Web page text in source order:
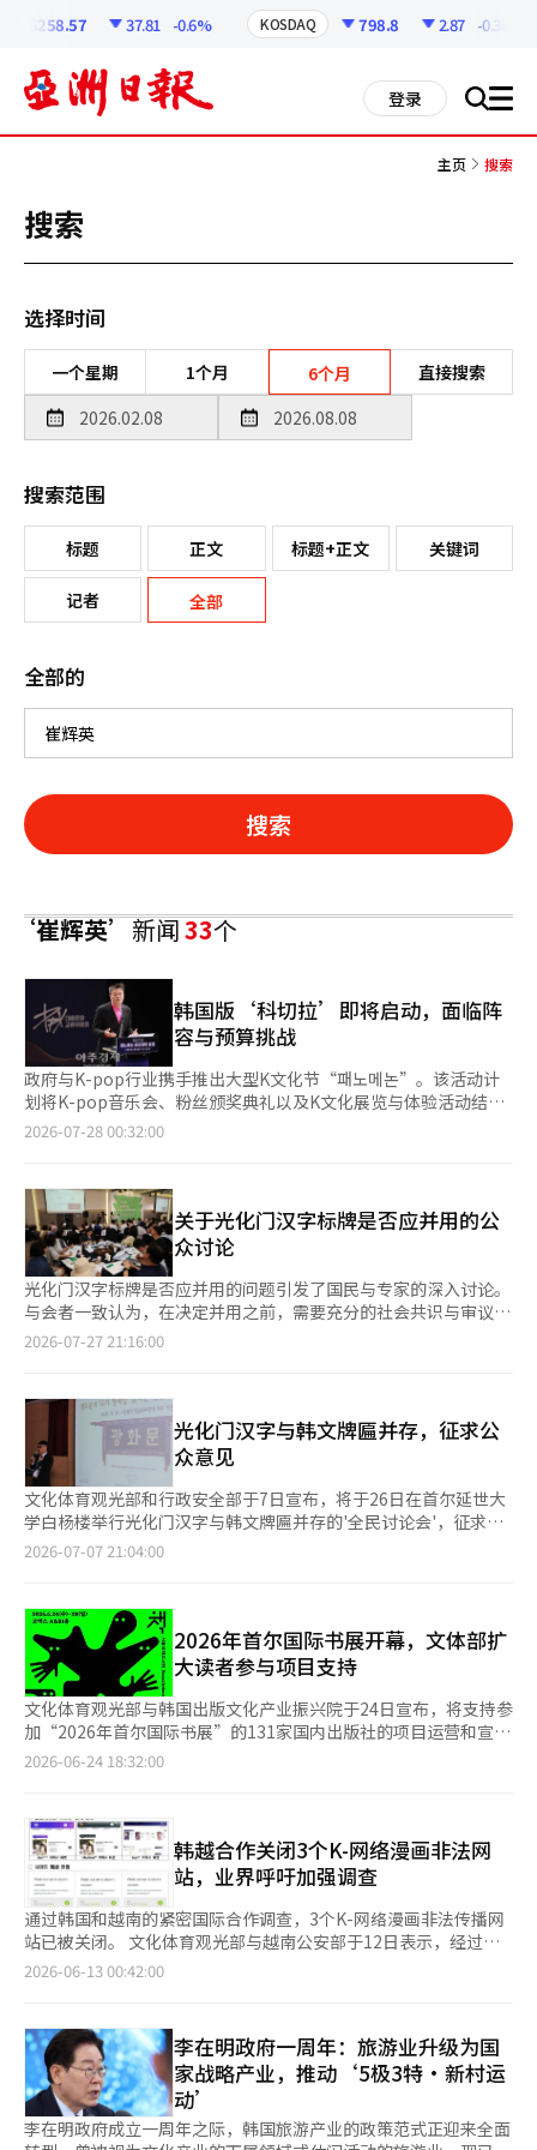
6258.57 37.81 -0.6% KOSDAQ 798.8 2.87 -0.36%
登录 搜 all
主页 搜索
搜索
选择时间
一个星期 1个月 6个月 直接搜索
搜索范围
标题 正文 标题+正文 关键词
记者 全部
全部的
搜索
‘崔辉英’新闻33个
韩国版‘科切拉’即将启动，面临阵
容与预算挑战
政府与K-pop行业携手推出大型K文化节“패노메논”。该活动计
划将K-pop音乐会、粉丝颁奖典礼以及K文化展览与体验活动结
合，发展为民间主导的节日。然而，目前确定的仅是举办时间、地
举行了“2027 패노메논推进计划发布”记者见面会。“패노메
논”是“粉丝（Fan）”与“现象（Phenomenon）”的结合
词，旨在将粉丝视为K文化传播的积极参与者，而非单纯的消费
者。大众文化交流委员会计划于2027年12月2日至12日在首尔创东
的首尔竞技场和高阳的KINTEX第二展览馆举办为期11天的活动。
该活动将结合以K-pop为中心的音乐会、粉丝颁奖典礼以及K文化
企业的展览与体验项目，目标是打造韩国版的“洛拉帕鲁
扎”和“科切拉”。共同委员会长崔辉英表示：“패노메논是汇聚
阐述整体方向和框架。”朴振英共同委员会长则将“패노메논”的
核心解释为“粉丝产业”。他表示：“这意味着粉丝所引发的现
象，K-pop与其他行业的不同之处在于，粉丝不仅是消费者，而是
参与艺术家营销和宣传的合作伙伴。”活动将主要在创东的首尔竞
技场和高阳的KINTEX第二展览馆举行。预计于2027年5月完工的
首尔竞技场将举办头条演出和粉丝颁奖典礼。约2万座的室内竞技
场将迎来拥有全球粉丝的艺术家，并颁发年度最活跃粉丝的奖项。
粉丝颁奖典礼将尝试与现有的艺术家中心颁奖典礼区分开来，获奖
示：“将基于经过严密调查的数据，而非投票，来评估今年哪个歌
手的粉丝最热情、活跃，并给予奖项。”高阳的KINTEX第二展览
馆将举办节日型音乐演出以及K文化展览与体验活动。参与的企业
将包括生活方式领域的食品、美容、时尚等公司，以及与游戏、网
络漫画、电影、电视剧、动画等粉丝基础产业相关的企业。大众文
化交流委员会预计活动参与人数将超过52万人，其中海外访客将超
过20万人，经济效益预计约为1万亿韩元。文化体育观光部表示，
该数据是基于韩国文化观光研究院的估算，并参考了BTS演出案
配方式等尚未确定。崔委员长表示：“我们正在密切协商如何利用
哪些资金绘制蓝图，패노메논本身也将采取收费票务的形式，并将
有赞助商，因此将形成收入结构。”朴委员长也表示：“如果不赚
钱的事情，民间公司或艺术家、全球公司与艺术家的参与几乎是不
可能的，但由于初步目标是公益性质的，因此不能仅依靠资本原
则。”12月举办的现实负担也存在。年末是国内外颁奖典礼、巡演
和播出安排密集的时期。朴委员长表示：“12月是最忙碌的时期，
也可以尝试的共识。崔委员长还提到，首尔竞技场规模带来的盈利
问题。他表示：“韩国目前没有那么多大型场馆，顶级艺术家演出
时场馆规模较小，因此在常规演出中预期的收益必然较低。这也是
牺牲了日程和收益，参与了更大的事业。”阵容尚未公开。朴委员
长表示正在积极争取K-pop顶级明星和海外顶级明星，但具体的演
2026-07-28 00:32:00
关于光化门汉字标牌是否应并用的公
众讨论
光化门汉字标牌是否应并用的问题引发了国民与专家的深入讨论。
与会者一致认为，在决定并用之前，需要充分的社会共识与审议。
韩国行政安全部与文化体育观光部于7月26日召开了首场公众讨论
决策过程，分享不同意见，并在社会共识的基础上探索政策方向。
此次讨论会从上午10点持续到下午6点。上午，韩国文化观光研究
院的李相烈院长进行了综合发言，随后，世宗国家管理研究院的朴
贤模院长和韩国传统文化大学的金贤京教授分别发表了核心意见。
下午，由上明大学的杨贤美教授主持，汉字文化连带的郑在焕共同
代表和中央大学的裴雄圭教授参与了小组讨论，此外还有200名国
民参与了现场讨论。与会者还进行了两轮小组讨论，互相交流意
见。 与会者围绕光化门的意义和象征性、文化遗产保护原则等多
必须先达成充分的社会共识与审议。 即便支持并用的人也认为，
必须先形成国民的共识，并制定字体、位置、安装方式等具体标
准。相反，主张优先保护原型的人则提出了通过数字内容、展览和
文化活动等方式来宣传汉字价值的替代方案。在讨论前后的现场投
票中，支持与反对的意见大致相当，参与者在讨论前后的反馈没有
显著变化。 行政安全部的尹浩中官员表示：“此次首次举行
的‘大家的讨论会’是我们政府在政策决策过程中践行国民主权的
新尝试。”他还表示：“行政安全部将致力于将‘大家的讨论
平台和新的政策文化。” 文化体育观光部部长崔辉英表示：“此
次讨论会是一个很好的机会，让我们能够与国民直接分享关于光化
门标牌的持续讨论。”他还表示：“文化体育观光部将平衡地考虑
现场和在线收集的意见，探索政策方向。” 此外，第二场“大家
的讨论会”将于8月29日举行，主题为“电梯安全使用”。将公开
招募200名国民参与，欲参与的国民可于8月3日至10日通过行政安
全部网站或公众在线沟通平台“沟通创新24”进行申请。※ 本报
道经人工智能（AI）系统翻译与编辑。
2026-07-27 21:16:00
光化门汉字与韩文牌匾并存，征求公
众意见
文化体育观光部和行政安全部于7日宣布，将于26日在首尔延世大
学白杨楼举行光化门汉字与韩文牌匾并存的'全民讨论会'，征求公
众意见。 此次活动将有200多名公众、相关机构人员及专家参与。
貌”以及“是否应成为符合时代的国家象征空间，使用韩文”等问
题。 希望参加讨论会的公众可从7月7日至14日通过文体部和行政
部网站，或'沟通创新24'进行报名。讨论会将于26日上午10时至下
午6时在延世大学白杨楼举行。 文化体育观光部部长崔辉英表
示：“光化门是文化遗产和国家象征性空间，韩文是展示韩国文化
自豪感的重要资产。今年是韩文日的起源'加加日'100周年，期待
此次讨论会能听取更广泛的公众意见，扩大共识。”※ 本报道经
人工智能（AI）系统翻译与编辑。
2026-07-07 21:04:00
2026年首尔国际书展开幕，文体部扩
大读者参与项目支持
文化体育观光部与韩国出版文化产业振兴院于24日宣布，将支持参
加“2026年首尔国际书展”的131家国内出版社的项目运营和宣传
活动。 今年是第68届“首尔国际书展”，将于6月24日至28日在
供作家讲座、读书会、签名会等读者参与项目，同时获得展位设备
租赁、线上线下宣传费用等支持，以更亲切的方式接触读者。 特
别是今年，扩大了对作家讲座、读书会、签名会等读者参与项目的
支持，强化了各出版社代表作者参与的现场项目。代表性活动包括
文学与精神社的“光的展览”相关讲座“以恐惧为名的向导”、威
尔博出版社的正观法师“正观法师我的食物”读书会、阿作出版社
的金宝英作家“物种起源的故事”科幻读书会、佳智出版社的“建
筑的K”诺恩珠与林亨南作者讲座等多项作家活动。 还将支持
还将支持出版社根据独特的宣传策划租赁相应的设备。包括将音乐
与书籍结合的音响设备展位、叙事员出版社的作家工作室体验活动
等，强化书架演绎的空间型展位，以提升出版社与读者的交流效
果。 文化体育观光部部长崔辉英表示：“作家活动等体验项目预
计将为书展注入更多活力”，并表示“未来将继续支持书展及各种
机会，让作家、出版社与读者相遇，活跃书籍文化，从而在人工智
2026-06-24 18:32:00
韩越合作关闭3个K-网络漫画非法网
站，业界呼吁加强调查
通过韩国和越南的紧密国际合作调查，3个K-网络漫画非法传播网
站已被关闭。 文化体育观光部与越南公安部于12日表示，经过联
合调查，关闭了3个导致年约2072亿韩元损失的K-网络漫画非法传
(Kun***)”，这些网站的运营者为越南国籍，自2023年1月起开始
运营。他们非法将国内网络漫画翻译成英文，向亚洲、北美、欧洲
等全球用户进行无授权传播，并通过网站内的横幅广告等方式获取
收益。 截至目前，非法网站上流通的网络漫画总数已达1万4700余
部，其中K-网络漫画占约70%。这些网站的年访问量为11亿500万
2026-06-13 00:42:00
李在明政府一周年：旅游业升级为国
家战略产业，推动‘5极3特·新村运
动’
李在明政府成立一周年之际，韩国旅游产业的政策范式正迎来全面